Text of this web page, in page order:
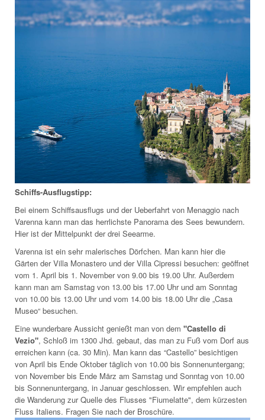
Schiffs-Ausflugstipp:
Bei einem Schiffsausflugs und der Ueberfahrt von Menaggio nach
Varenna kann man das herrlichste Panorama des Sees bewundern.
Hier ist der Mittelpunkt der drei Seearme.
Varenna ist ein sehr malerisches Dörfchen. Man kann hier die
Gärten der Villa Monastero und der Villa Cipressi besuchen: geöffnet
vom 1. April bis 1. November von 9.00 bis 19.00 Uhr. Außerdem
kann man am Samstag von 13.00 bis 17.00 Uhr und am Sonntag
von 10.00 bis 13.00 Uhr und vom 14.00 bis 18.00 Uhr die „Casa
Museo“ besuchen.
Eine wunderbare Aussicht genießt man von dem "Castello di
Vezio", Schloß im 1300 Jhd. gebaut, das man zu Fuß vom Dorf aus
erreichen kann (ca. 30 Min). Man kann das “Castello” besichtigen
von April bis Ende Oktober täglich von 10.00 bis Sonnenuntergang;
von November bis Ende März am Samstag und Sonntag von 10.00
bis Sonnenuntergang, in Januar geschlossen. Wir empfehlen auch
die Wanderung zur Quelle des Flusses "Fiumelatte", dem kürzesten
Fluss Italiens. Fragen Sie nach der Broschüre.